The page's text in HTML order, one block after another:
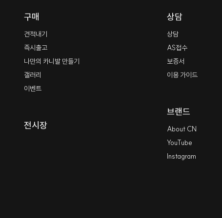
구매
견적내기
즉시출고
나만의 카니발 만들기
갤러리
이벤트
전시장
상담
상담
AS접수
보증서
이용 가이드
브랜드
About CN
YouTube
Instagram